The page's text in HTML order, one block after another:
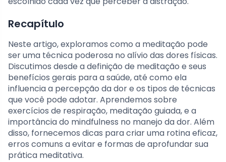
Recapítulo
Neste artigo, exploramos como a meditação pode
ser uma técnica poderosa no alívio das dores físicas.
Discutimos desde a definição de meditação e seus
benefícios gerais para a saúde, até como ela
influencia a percepção da dor e os tipos de técnicas
que você pode adotar. Aprendemos sobre
exercícios de respiração, meditação guiada, e a
importância do mindfulness no manejo da dor. Além
disso, fornecemos dicas para criar uma rotina eficaz,
erros comuns a evitar e formas de aprofundar sua
prática meditativa.